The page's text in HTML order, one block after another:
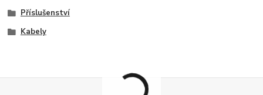
Příslušenství
Kabely